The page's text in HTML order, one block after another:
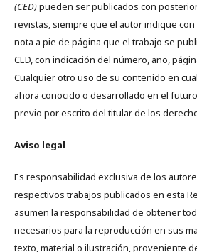
(CED)pueden ser publicados con
revistas, siempre que el autor indique con
nota a pie de página que el trabajo se
CED, con indicación del número, año,
Cualquier otro uso de su contenido en
ahora conocido o desarrollado en el
previo por escrito del titular de los
Aviso legal
Es responsabilidad exclusiva de los
respectivos trabajos publicados en esta
asumen la responsabilidad de obtener
necesarios para la reproducción en sus
texto, material o ilustración, proveniente